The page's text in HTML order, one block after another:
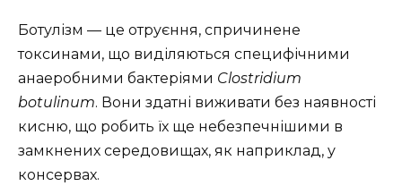
Ботулізм — це отруєння, спричинене
токсинами, що виділяються специфічними
анаеробними бактеріями Clostridium
botulinum. Вони здатні виживати без наявності
кисню, що робить їх ще небезпечнішими в
замкнених середовищах, як наприклад, у
консервах.